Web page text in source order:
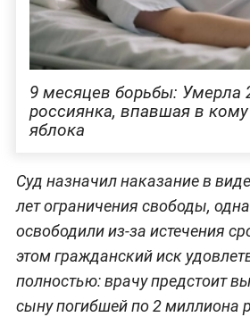
9 месяцев борьбы: Умерла
россиянка, впавшая в кому
яблока
Суд назначил наказание в
лет ограничения свободы,
освободили из-за истечения
этом гражданский иск
полностью: врачу предстоит
сыну погибшей по 2 миллиона